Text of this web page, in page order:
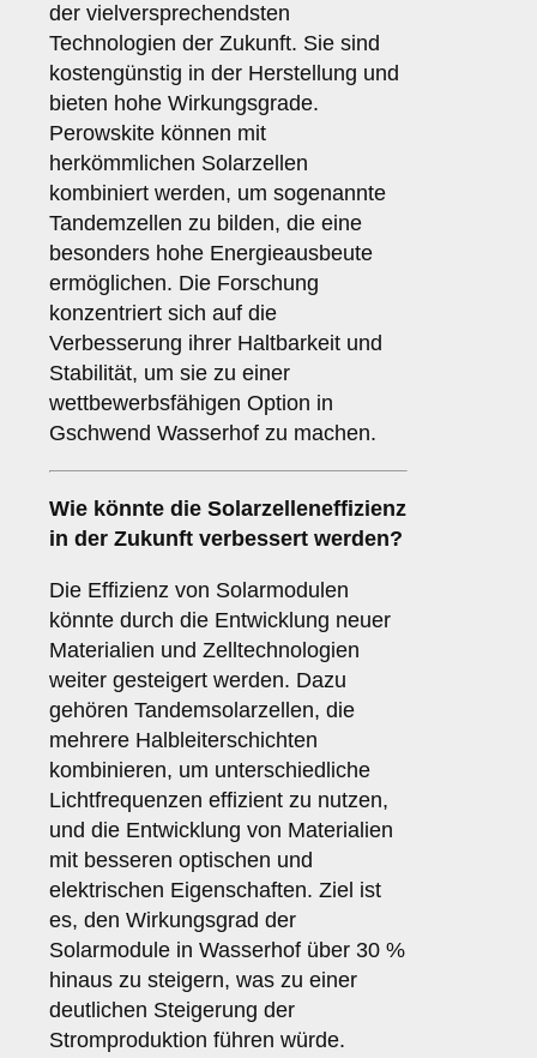
der vielversprechendsten
Technologien der Zukunft. Sie sind
kostengünstig in der Herstellung und
bieten hohe Wirkungsgrade.
Perowskite können mit
herkömmlichen Solarzellen
kombiniert werden, um sogenannte
Tandemzellen zu bilden, die eine
besonders hohe Energieausbeute
ermöglichen. Die Forschung
konzentriert sich auf die
Verbesserung ihrer Haltbarkeit und
Stabilität, um sie zu einer
wettbewerbsfähigen Option in
Gschwend Wasserhof zu machen.
Wie könnte die Solarzelleneffizienz
in der Zukunft verbessert werden?
Die Effizienz von Solarmodulen
könnte durch die Entwicklung neuer
Materialien und Zelltechnologien
weiter gesteigert werden. Dazu
gehören Tandemsolarzellen, die
mehrere Halbleiterschichten
kombinieren, um unterschiedliche
Lichtfrequenzen effizient zu nutzen,
und die Entwicklung von Materialien
mit besseren optischen und
elektrischen Eigenschaften. Ziel ist
es, den Wirkungsgrad der
Solarmodule in Wasserhof über 30 %
hinaus zu steigern, was zu einer
deutlichen Steigerung der
Stromproduktion führen würde.